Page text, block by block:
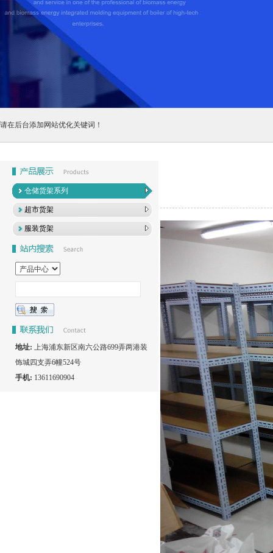
请在后台添加网站优化关键词！
仓储货架系列
超市货架
服装货架
地址: 上海浦东新区南六公路699弄两港装
饰城四支弄6幢524号
手机: 13611690904